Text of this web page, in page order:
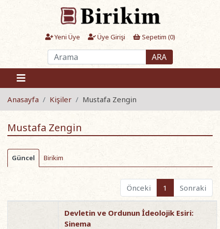
Yeni Üye Üye Girişi Sepetim (0)
ARA
Anasayfa Kişiler Mustafa Zengin
Mustafa Zengin
Güncel Birikim
Önceki 1 Sonraki
Devletin ve Ordunun İdeolojik Esiri:
Sinema